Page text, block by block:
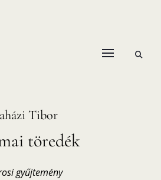
Művésztelep
open
Tibor
töredék
gyűjtemény